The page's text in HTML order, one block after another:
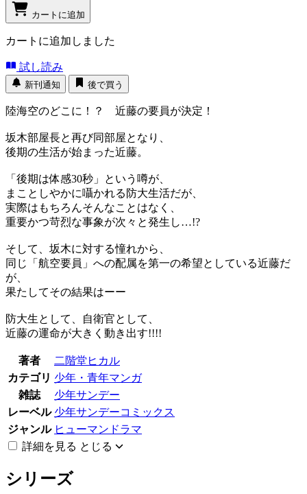
カートに追加
カートに追加しました
試し読み
新刊通知 後で買う
陸海空のどこに！？ 近藤の要員が決定！
坂木部屋長と再び同部屋となり、
後期の生活が始まった近藤。
「後期は体感30秒」という噂が、
まことしやかに囁かれる防大生活だが、
実際はもちろんそんなことはなく、
重要かつ苛烈な事象が次々と発生し…!?
そして、坂木に対する憧れから、
同じ「航空要員」への配属を第一の希望としている近藤だ
が、
果たしてその結果はーー
防大生として、自衛官として、
近藤の運命が大きく動き出す!!!!
著者
二階堂ヒカル
カテゴリ 少年・青年マンガ
雑誌
少年サンデー
レーベル 少年サンデーコミックス
ジャンル ヒューマンドラマ
詳細を見る とじる
シリーズ